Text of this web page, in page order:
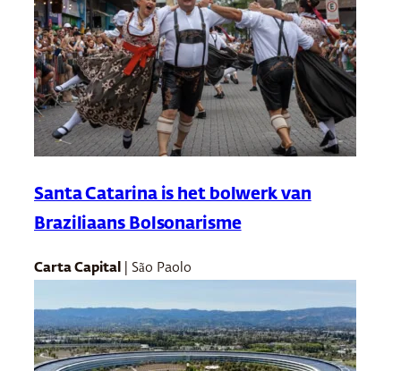
Santa Catarina is het bolwerk van
Braziliaans Bolsonarisme
Carta Capital | São Paolo